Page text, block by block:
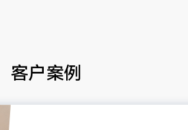
客户案例